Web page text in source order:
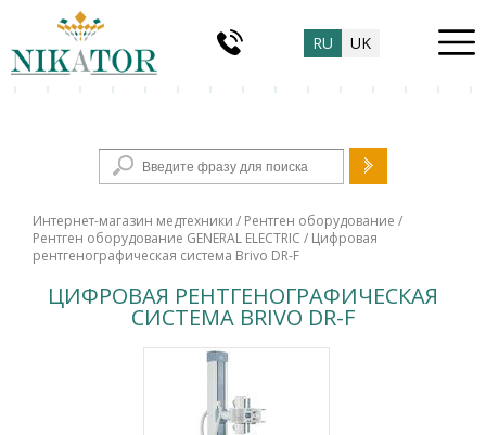
RU UK
Форма поиска
Интернет-магазин медтехники / Рентген оборудование /
Рентген оборудование GENERAL ELECTRIC / Цифровая
рентгенографическая система Brivo DR-F
ЦИФРОВАЯ РЕНТГЕНОГРАФИЧЕСКАЯ
СИСТЕМА BRIVO DR-F